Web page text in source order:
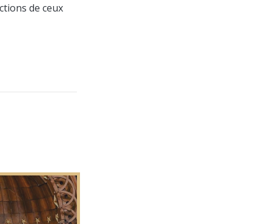
de ceux